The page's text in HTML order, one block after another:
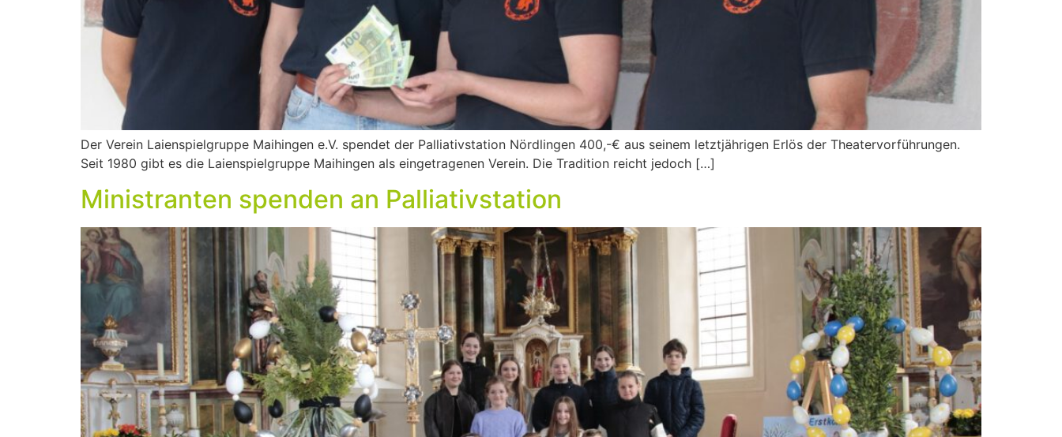
Der Verein Laienspielgruppe Maihingen e.V. spendet der Palliativstation Nördlingen 400,-€ aus seinem letztjährigen Erlös der Theatervorführungen.
Seit 1980 gibt es die Laienspielgruppe Maihingen als eingetragenen Verein. Die Tradition reicht jedoch […]
Ministranten spenden an Palliativstation